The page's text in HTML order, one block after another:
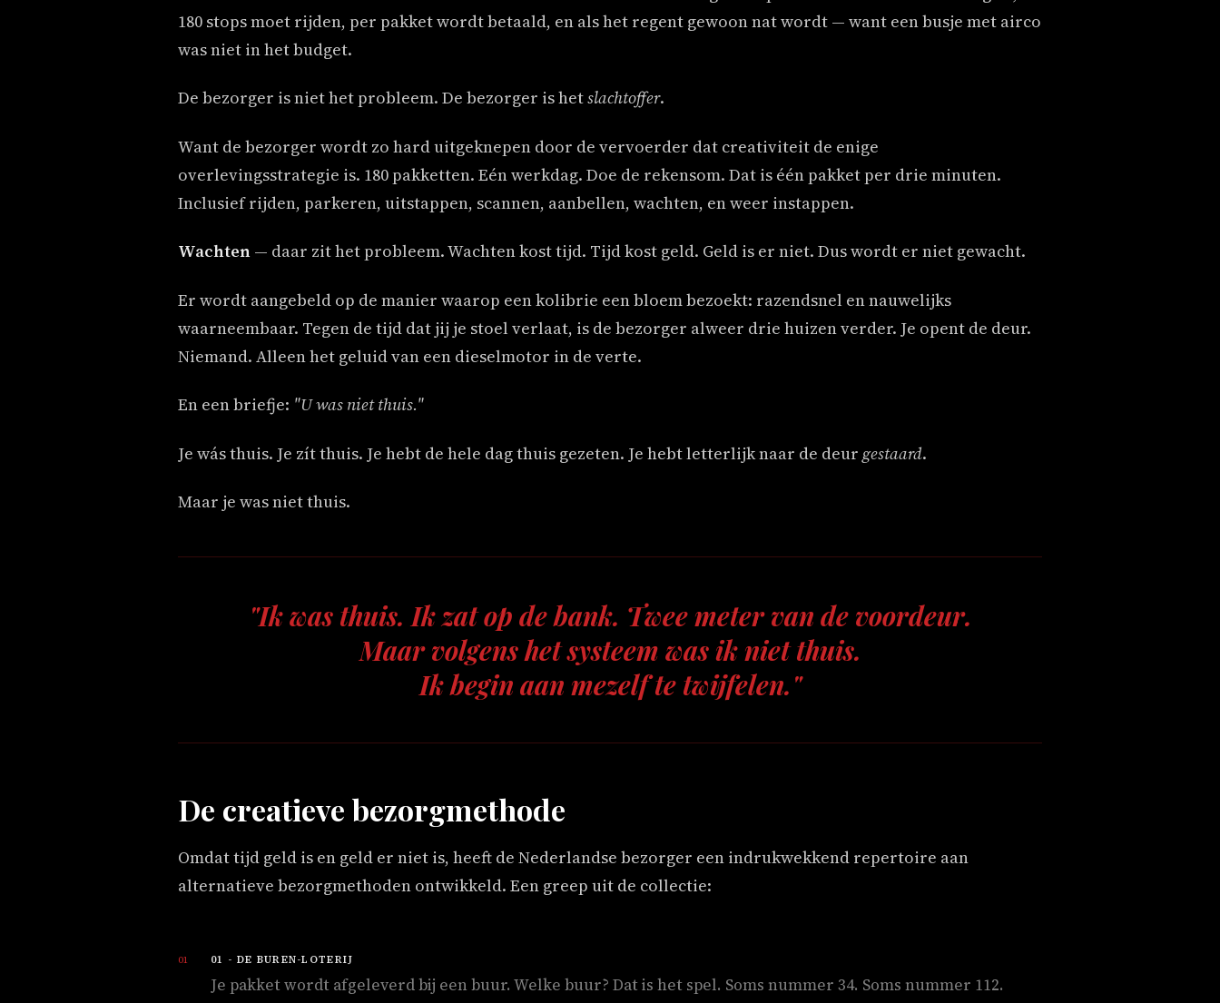
180 stops moet rijden, per pakket wordt betaald, en als het regent gewoon nat wordt — want een busje met airco
was niet in het budget.
De bezorger is niet het probleem. De bezorger is hetslachtoffer.
Want de bezorger wordt zo hard uitgeknepen door de vervoerder dat creativiteit de enige
overlevingsstrategie is. 180 pakketten. Eén werkdag. Doe de rekensom. Dat is één pakket per drie minuten.
Inclusief rijden, parkeren, uitstappen, scannen, aanbellen, wachten, en weer instappen.
Wachten — daar zit het probleem. Wachten kost tijd. Tijd kost geld. Geld is er niet. Dus wordt er niet gewacht.
Er wordt aangebeld op de manier waarop een kolibrie een bloem bezoekt: razendsnel en nauwelijks
waarneembaar. Tegen de tijd dat jij je stoel verlaat, is de bezorger alweer drie huizen verder. Je opent de deur.
Niemand. Alleen het geluid van een dieselmotor in de verte.
En een briefje: "U was niet thuis."
Je wás thuis. Je zít thuis. Je hebt de hele dag thuis gezeten. Je hebt letterlijk naar de deur gestaard.
Maar je was niet thuis.
"Ik was thuis. Ik zat op de bank. Twee meter van de voordeur.
Maar volgens het systeem was ik niet thuis.
Ik begin aan mezelf te twijfelen."
De creatieve bezorgmethode
Omdat tijd geld is en geld er niet is, heeft de Nederlandse bezorger een indrukwekkend repertoire aan
alternatieve bezorgmethoden ontwikkeld. Een greep uit de collectie:
01 - DE BUREN-LOTERIJ
Je pakket wordt afgeleverd bij een buur. Welke buur? Dat is het spel. Soms nummer 34. Soms nummer 112.